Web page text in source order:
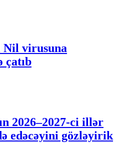
Nil virusuna
çatıb
2026–2027-ci illər
edəcəyini gözləyirik